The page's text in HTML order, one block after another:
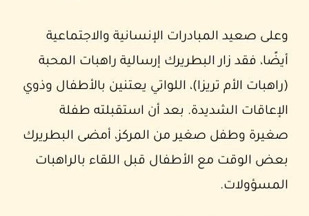
وعلى صعيد المبادرات الإنسانية والاجتماعية
أيضًا، فقد زار البطريرك إرسالية راهبات المحبة
(راهبات الأم تريزا)، اللواتي يعتنين بالأطفال وذوي
الإعاقات الشديدة. بعد أن استقبلته طفلة
صغيرة وطفل صغير من المركز، أمضى البطريرك
بعض الوقت مع الأطفال قبل اللقاء بالراهبات
المسؤولات.